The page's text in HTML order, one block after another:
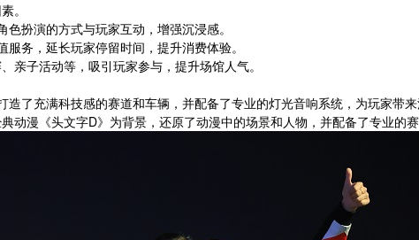
。
扮演的方式与玩家互动，增强沉浸感。
务，延长玩家停留时间，提升消费体验。
亲子活动等，吸引玩家参与，提升场馆人气。
了充满科技感的赛道和车辆，并配备了专业的灯光音响系统，为玩家带来
动漫《头文字D》为背景，还原了动漫中的场景和人物，并配备了专业的